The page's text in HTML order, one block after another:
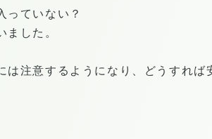
っていない？
ました。
は注意するようになり、どうすれ